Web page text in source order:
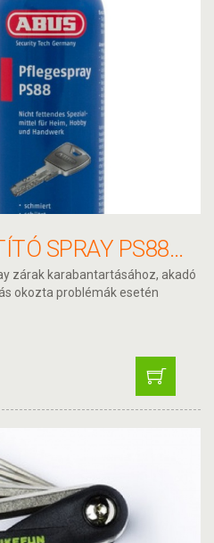
ABUS ZÁRTISZTÍTÓ SPRAY PS88C 50ML
zárak karabantartásához, akadó
okozta problémák esetén